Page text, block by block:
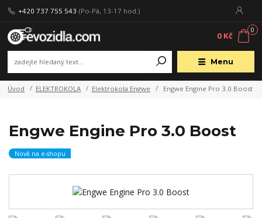
Menu
+420 737 755 543 (Po-Pá, 13-17 hod.)
0
0 Kč
Úvod ELEKTROKOLA Elektrokola Engwe Engwe Engine Pro 3.0 Boost
Engwe Engine Pro 3.0 Boost
Nově na e-shopu